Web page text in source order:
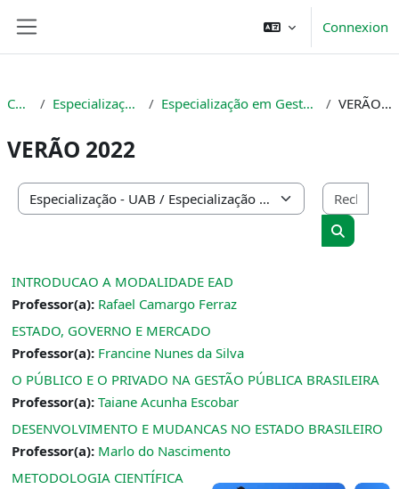
Connexion
Cours Especialização - UAB Especialização em Gestão em Saúde VERÃO 2022
VERÃO 2022
Catégories de cours
INTRODUCAO A MODALIDADE EAD
Professor(a): Rafael Camargo Ferraz
ESTADO, GOVERNO E MERCADO
Professor(a): Francine Nunes da Silva
O PÚBLICO E O PRIVADO NA GESTÃO PÚBLICA BRASILEIRA
Professor(a): Taiane Acunha Escobar
DESENVOLVIMENTO E MUDANCAS NO ESTADO BRASILEIRO
Professor(a): Marlo do Nascimento
METODOLOGIA CIENTÍFICA